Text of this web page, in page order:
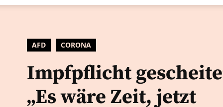
AFD CORONA
Impfpflicht
„Es wäre Zeit, jetzt